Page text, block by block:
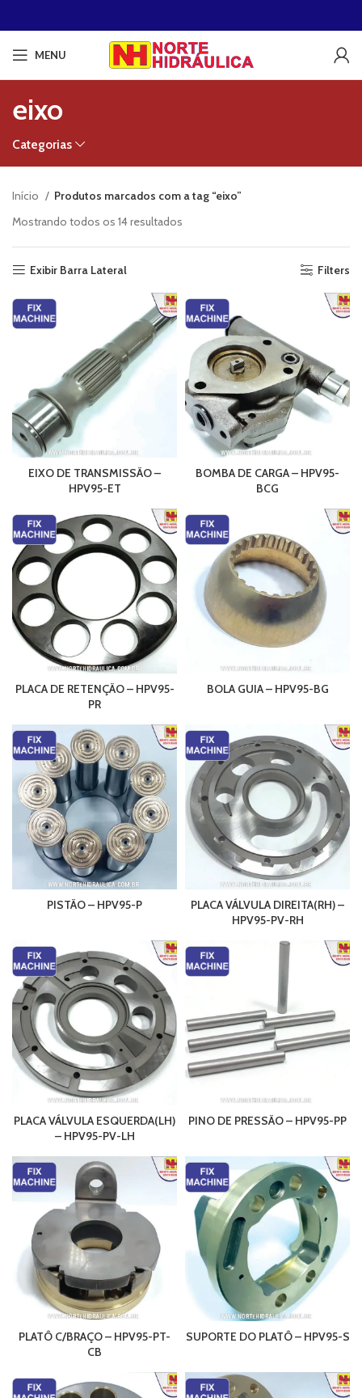
MENU
eixo
Categorias
Início
Produtos marcados com a tag “eixo”
Mostrando todos os 14 resultados
Exibir Barra Lateral Filters
EIXO DE TRANSMISSÃO –
HPV95-ET
BOMBA DE CARGA – HPV95-
BCG
PLACA DE RETENÇÃO – HPV95-
PR
BOLA GUIA – HPV95-BG
PISTÃO – HPV95-P
PLACA VÁLVULA DIREITA(RH) –
HPV95-PV-RH
PLACA VÁLVULA ESQUERDA(LH)
– HPV95-PV-LH
PINO DE PRESSÃO – HPV95-PP
PLATÔ C/BRAÇO – HPV95-PT-
CB
SUPORTE DO PLATÔ – HPV95-S